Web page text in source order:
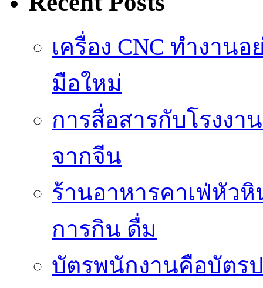
เครื่อง CNC ทำงาน
มือใหม่
การสื่อสารกับโรงง
จากจีน
ร้านอาหารคาเฟ่หัว
การกิน ดื่ม
บัตรพนักงานคือบัตร